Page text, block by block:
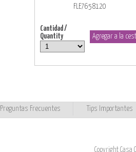
FLE7658120
Cantidad /
Quantity
Preguntas Frecuentes
Tips Importantes
Copyright Casa